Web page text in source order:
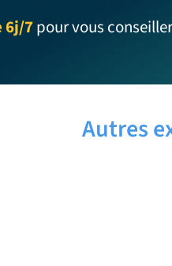
6j/7pour vous
Autres